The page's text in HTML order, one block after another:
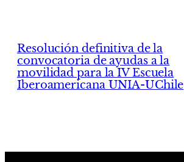
Resolución definitiva de la
convocatoria de ayudas a la
movilidad para la IV Escuela
Iberoamericana UNIA-UChile